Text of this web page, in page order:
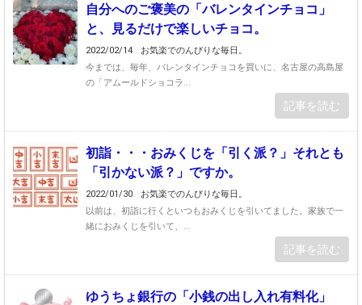
自分へのご褒美の「バレンタインチョコ」
と、見るだけで楽しいチョコ。
2022/02/14
お気楽でのんびりな毎日。
今までは、毎年、バレンタインチョコを買いに、名古屋の高島屋
の「アムールドショコラ...
記事を読む
初詣・・・おみくじを「引く派？」それとも
「引かない派？」ですか。
2022/01/30
お気楽でのんびりな毎日。
以前は、初詣に行くといつもおみくじを引いてました。家族で一
緒におみくじを引いて、...
記事を読む
ゆうちょ銀行の「小銭の出し入れ有料化」